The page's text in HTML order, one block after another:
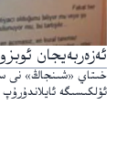
ئەزەربەيجان
خىتاي «شىنجاڭ» نى
ئۆلكىسىگە